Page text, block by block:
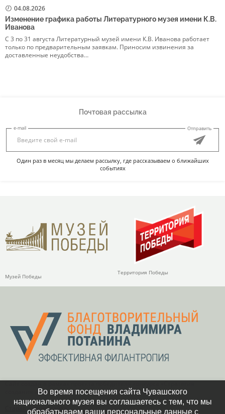
04.08.2026
Изменение графика работы Литературного музея имени К.В.
Иванова
С 3 по 31 августа Литературный музей имени К.В. Иванова работает
только по предварительным заявкам. Приносим извинения за
доставленные неудобства…
Почтовая рассылка
e-mail Отправить
Один раз в месяц мы делаем рассылку, где рассказываем о ближайших
событиях
Музей Победы
Территория Победы
создания и развития фондов целевого капитала»
Старая версия сайта
Во время посещения сайта Чувашского
национального музея вы соглашаетесь с тем, что мы
обрабатываем ваши персональные данные с